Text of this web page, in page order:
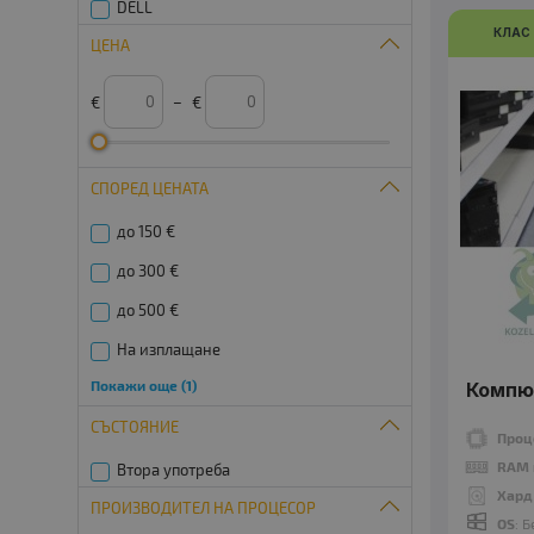
DELL
ЦЕНА
€ – €
СПОРЕД ЦЕНАТА
до 150 €
до 300 €
до 500 €
На изплащане
Евтини
Покажи още (1)
СЪСТОЯНИЕ
Втора употреба
ПРОИЗВОДИТЕЛ НА ПРОЦЕСОР
КЛАС
RAM
OS: